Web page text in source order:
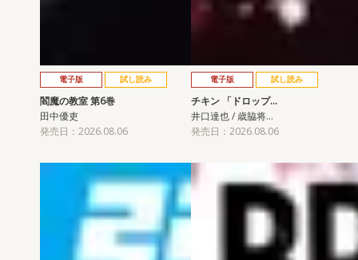
電子版 試し読み
閻魔の教室 第6巻
田中優吏
発売日：2026.08.06
電子版 試し読み
チキン 「ドロップ…
井口達也 / 歳脇将…
発売日：2026.08.06